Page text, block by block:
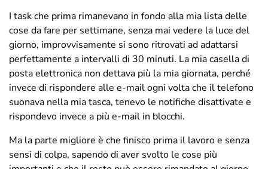
I task che prima rimanevano in fondo alla mia lista delle
cose da fare per settimane, senza mai vedere la luce del
giorno, improvvisamente si sono ritrovati ad adattarsi
perfettamente a intervalli di 30 minuti. La mia casella di
posta elettronica non dettava più la mia giornata, perché
invece di rispondere alle e-mail ogni volta che il telefono
suonava nella mia tasca, tenevo le notifiche disattivate e
rispondevo invece a più e-mail in blocchi.
Ma la parte migliore è che finisco prima il lavoro e senza
sensi di colpa, sapendo di aver svolto le cose più